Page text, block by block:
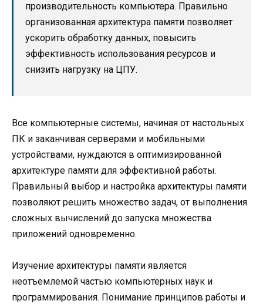
производительность компьютера. Правильно
организованная архитектура памяти позволяет
ускорить обработку данных, повысить
эффективность использования ресурсов и
снизить нагрузку на ЦПУ.
Все компьютерные системы, начиная от настольных
ПК и заканчивая серверами и мобильными
устройствами, нуждаются в оптимизированной
архитектуре памяти для эффективной работы.
Правильный выбор и настройка архитектуры памяти
позволяют решить множество задач, от выполнения
сложных вычислений до запуска множества
приложений одновременно.
Изучение архитектуры памяти является
неотъемлемой частью компьютерных наук и
программирования. Понимание принципов работы и